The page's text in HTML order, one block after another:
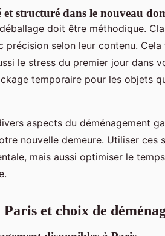
structuré dans le nouveau
doit être méthodique.
selon leur contenu.
le stress du premier jour dans
temporaire pour les objets
aspects du déménagement
nouvelle demeure. Utiliser ces
mais aussi optimiser le
Paris et choix de